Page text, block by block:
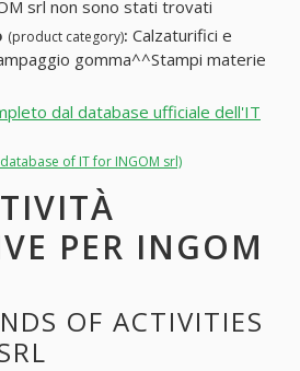
srl non sono stati trovati
(product category): Calzaturifici e
gomma^^Stampi materie
dal database ufficiale dell'IT
of IT for INGOM srl)
PER INGOM
OF ACTIVITIES